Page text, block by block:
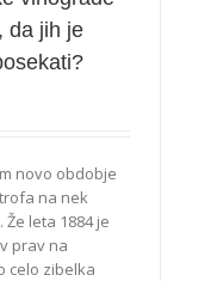
da jih je
novo obdobje
na nek
leta 1884 je
prav na
celo zibelka